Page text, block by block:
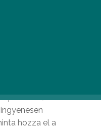
készülődés
hozza el a